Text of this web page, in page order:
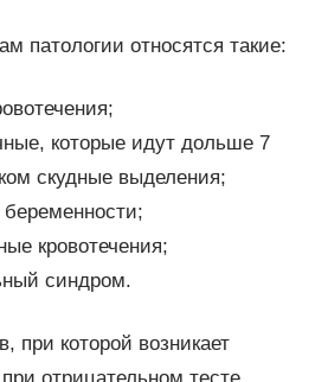
патологии относятся такие:
которые идут дольше 7
скудные выделения;
кровотечения;
синдром.
при которой возникает